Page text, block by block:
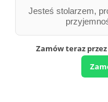
Jesteś stolarzem,
Zamów teraz